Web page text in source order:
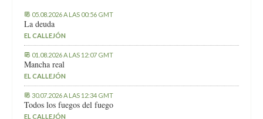
05.08.2026 A LAS 00:56 GMT
La deuda
EL CALLEJÓN
01.08.2026 A LAS 12:07 GMT
Mancha real
EL CALLEJÓN
30.07.2026 A LAS 12:34 GMT
Todos los fuegos del fuego
EL CALLEJÓN